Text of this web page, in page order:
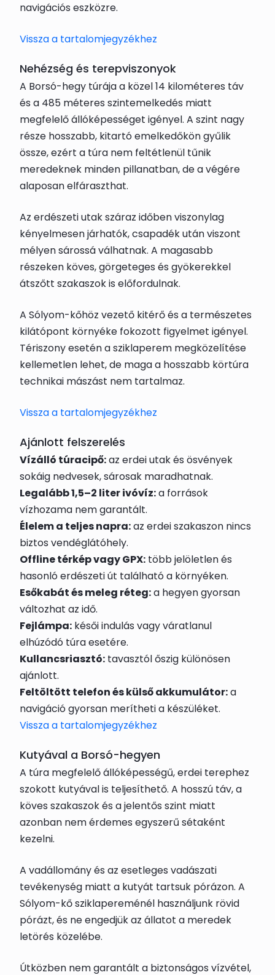
navigációs eszközre.
Vissza a tartalomjegyzékhez
Nehézség és terepviszonyok
A Borsó-hegy túrája a közel 14 kilométeres táv
és a 485 méteres szintemelkedés miatt
megfelelő állóképességet igényel. A szint nagy
része hosszabb, kitartó emelkedőkön gyűlik
össze, ezért a túra nem feltétlenül tűnik
meredeknek minden pillanatban, de a végére
alaposan elfáraszthat.
Az erdészeti utak száraz időben viszonylag
kényelmesen járhatók, csapadék után viszont
mélyen sárossá válhatnak. A magasabb
részeken köves, görgeteges és gyökerekkel
átszőtt szakaszok is előfordulnak.
A Sólyom-kőhöz vezető kitérő és a természetes
kilátópont környéke fokozott figyelmet igényel.
Tériszony esetén a sziklaperem megközelítése
kellemetlen lehet, de maga a hosszabb körtúra
technikai mászást nem tartalmaz.
Vissza a tartalomjegyzékhez
Ajánlott felszerelés
Vízálló túracipő:az erdei utak és ösvények
sokáig nedvesek, sárosak maradhatnak.
Legalább 1,5–2 liter ivóvíz:a források
vízhozama nem garantált.
Élelem a teljes napra:az erdei szakaszon nincs
biztos vendéglátóhely.
Offline térkép vagy GPX: több jelöletlen és
hasonló erdészeti út található a környéken.
Esőkabát és meleg réteg:a hegyen gyorsan
változhat az idő.
Fejlámpa: késői indulás vagy váratlanul
elhúzódó túra esetére.
Kullancsriasztó: tavasztól őszig különösen
ajánlott.
Feltöltött telefon és külső akkumulátor:a
navigáció gyorsan merítheti a készüléket.
Vissza a tartalomjegyzékhez
Kutyával a Borsó-hegyen
A túra megfelelő állóképességű, erdei terephez
szokott kutyával is teljesíthető. A hosszú táv, a
köves szakaszok és a jelentős szint miatt
azonban nem érdemes egyszerű sétaként
kezelni.
A vadállomány és az esetleges vadászati
tevékenység miatt a kutyát tartsuk pórázon. A
Sólyom-kő sziklapereménél használjunk rövid
pórázt, és ne engedjük az állatot a meredek
letörés közelébe.
Útközben nem garantált a biztonságos vízvétel,